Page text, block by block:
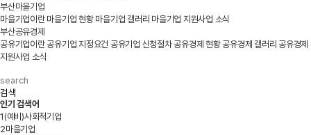
부산마을기업
마을기업이란 마을기업 현황 마을기업 갤러리 마을기업 지원사업 소식
부산공유경제
공유기업이란공유기업 지정요건 공유기업 신청절차공유경제 현황공유경제 갤러리 공유경제
지원사업 소식
검색
인기 검색어
1(예비)사회적기업
2마을기업